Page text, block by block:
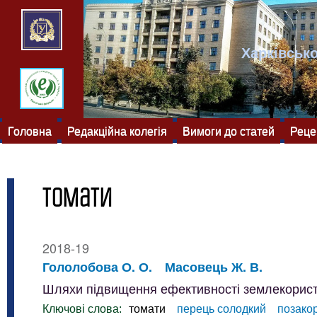
Головна Редакційна колегія Вимоги до статей
томати
2018-19
Гололобова О. О.
Масовець Ж. В.
Шляхи підвищення ефективності
Ключові слова: томати перець солодкий